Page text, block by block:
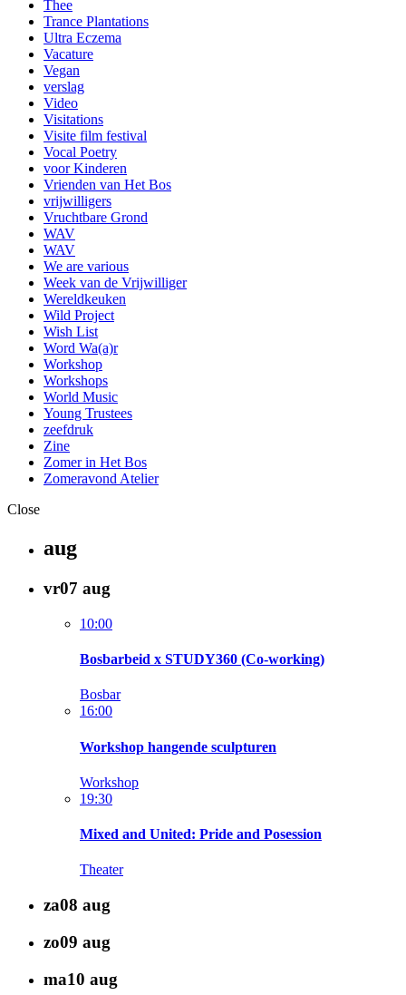
Thee
Trance Plantations
Ultra Eczema
Vacature
Vegan
verslag
Video
Visitations
Visite film festival
Vocal Poetry
voor Kinderen
Vrienden van Het Bos
vrijwilligers
Vruchtbare Grond
WAV
WAV
We are various
Week van de Vrijwilliger
Wereldkeuken
Wild Project
Wish List
Word Wa(a)r
Workshop
Workshops
World Music
Young Trustees
zeefdruk
Zine
Zomer in Het Bos
Zomeravond Atelier
Close
aug
vr07 aug
10:00
Bosbarbeid x STUDY360 (Co-working)
Bosbar
16:00
Workshop hangende sculpturen
Workshop
19:30
Mixed and United: Pride and Posession
Theater
za08 aug
zo09 aug
ma10 aug